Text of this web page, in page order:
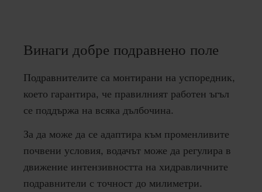
Винаги добре подравнено поле
Подравнителите са монтирани на успоредник,
което гарантира, че правилният работен ъгъл
се поддържа на всяка дълбочина.
За да може да се адаптира към променливите
почвени условия, водачът може да регулира в
движение интензивността на хидравличните
подравнители с точност до милиметри.